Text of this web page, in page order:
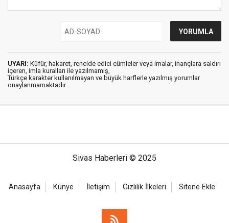
UYARI: Küfür, hakaret, rencide edici cümleler veya imalar, inançlara saldırı
içeren, imla kuralları ile yazılmamış,
Türkçe karakter kullanılmayan ve büyük harflerle yazılmış yorumlar
onaylanmamaktadır.
Sivas Haberleri © 2025
Anasayfa Künye İletişim Gizlilik İlkeleri Sitene Ekle